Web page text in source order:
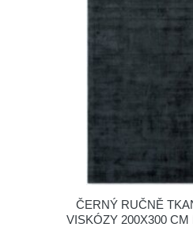
ČERNÝ RUČNĚ
VISKÓZY 200X300